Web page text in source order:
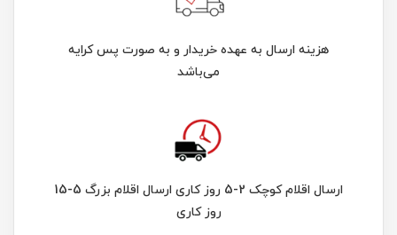
هزینه ارسال به عهده خریدار و به صورت پس کرایه
می‌باشد
ارسال اقلام کوچک 2-5 روز کاری ارسال اقلام بزرگ 5-15
روز کاری